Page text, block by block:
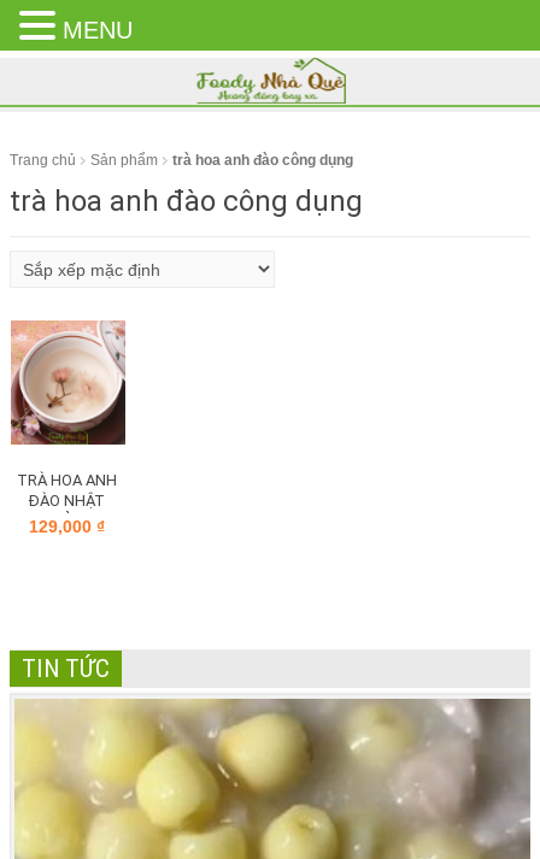
CLOSE
MENU
Trang chủ Sản phẩm trà hoa anh đào công dụng
trà hoa anh đào công dụng
TRÀ HOA ANH
ĐÀO NHẬT
BẢN
129,000₫
TIN TỨC
MENU